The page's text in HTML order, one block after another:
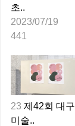
초..
2023/07/19
441
23 제42회 대구
미술..